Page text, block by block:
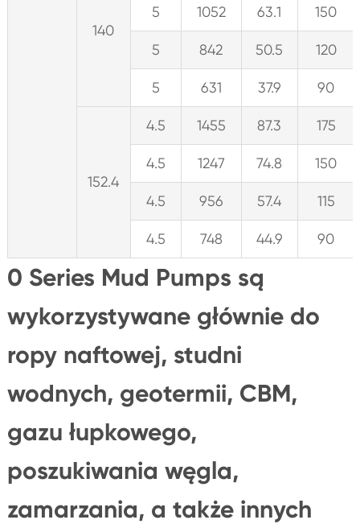
140
5 1052 63.1 150
5 842 50.5 120
5 631 37.9 90
152.4
4.5 1455 87.3 175
4.5 1247 74.8 150
4.5 956 57.4 115
4.5 748 44.9 90
0 Series Mud Pumps są
wykorzystywane głównie do
ropy naftowej, studni
wodnych, geotermii, CBM,
gazu łupkowego,
poszukiwania węgla,
zamarzania, a także innych